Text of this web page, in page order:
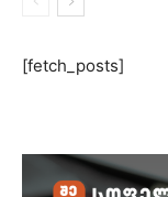
[fetch_posts]